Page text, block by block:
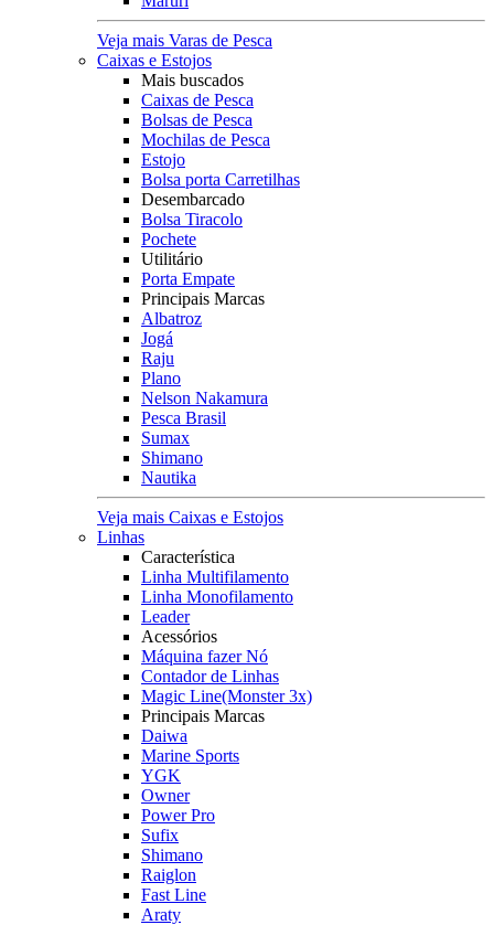
Veja mais Varas de Pesca
Caixas e Estojos
Mais buscados
Caixas de Pesca
Bolsas de Pesca
Mochilas de Pesca
Estojo
Bolsa porta Carretilhas
Desembarcado
Bolsa Tiracolo
Pochete
Utilitário
Porta Empate
Principais Marcas
Albatroz
Jogá
Raju
Plano
Nelson Nakamura
Pesca Brasil
Sumax
Shimano
Nautika
Veja mais Caixas e Estojos
Linhas
Característica
Linha Multifilamento
Linha Monofilamento
Leader
Acessórios
Máquina fazer Nó
Contador de Linhas
Magic Line(Monster 3x)
Principais Marcas
Daiwa
Marine Sports
YGK
Owner
Power Pro
Sufix
Shimano
Raiglon
Fast Line
Araty